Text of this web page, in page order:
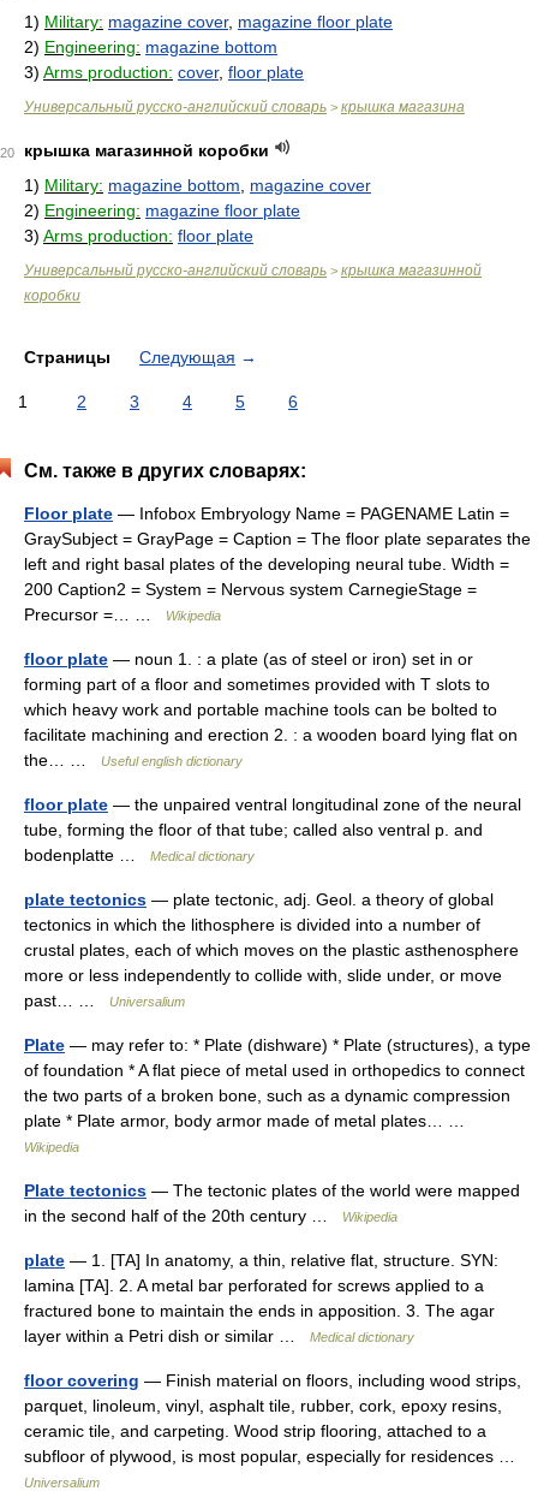
1) Military: magazine cover, magazine floor plate
2) Engineering: magazine bottom
3) Arms production: cover, floor plate
Универсальный русско-английский словарь > крышка магазина
20
крышка магазинной коробки
1) Military: magazine bottom
magazine cover
2) Engineering: magazine floor plate
3) Arms production: floor plate
Универсальный русско-английский словарь > крышка магазинной
коробки
Страницы Следующая →
1 2 3 4 5 6
См. также в других словарях:
Floor plate — Infobox Embryology Name = PAGENAME Latin =
GraySubject = GrayPage = Caption = The floor plate separates the
left and right basal plates of the developing neural tube. Width =
200 Caption2 = System = Nervous system CarnegieStage =
Precursor =… …
Wikipedia
floor plate — noun 1. : a plate (as of steel or iron) set in or
forming part of a floor and sometimes provided with T slots to
which heavy work and portable machine tools can be bolted to
facilitate machining and erection 2. : a wooden board lying flat on
the… …
Useful english dictionary
floor plate — the unpaired ventral longitudinal zone of the neural
tube, forming the floor of that tube; called also ventral p. and
bodenplatte …
Medical dictionary
plate tectonics — plate tectonic, adj. Geol. a theory of global
tectonics in which the lithosphere is divided into a number of
crustal plates, each of which moves on the plastic asthenosphere
more or less independently to collide with, slide under, or move
past… …
Universalium
Plate — may refer to: * Plate (dishware) * Plate (structures), a type
of foundation * A flat piece of metal used in orthopedics to connect
the two parts of a broken bone, such as a dynamic compression
plate * Plate armor, body armor made of metal plates… …
Wikipedia
Plate tectonics — The tectonic plates of the world were mapped
in the second half of the 20th century …
Wikipedia
plate — 1. [TA] In anatomy, a thin, relative flat, structure. SYN:
lamina [TA]. 2. A metal bar perforated for screws applied to a
fractured bone to maintain the ends in apposition. 3. The agar
layer within a Petri dish or similar …
Medical dictionary
floor covering — Finish material on floors, including wood strips,
parquet, linoleum, vinyl, asphalt tile, rubber, cork, epoxy resins,
ceramic tile, and carpeting. Wood strip flooring, attached to a
subfloor of plywood, is most popular, especially for residences …
Universalium